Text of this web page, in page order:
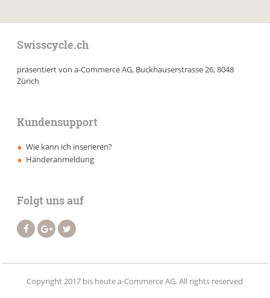
Swisscycle.ch
präsentiert von a-Commerce AG, Buckhauserstrasse 26, 8048
Zürich
Kundensupport
Wie kann ich inserieren?
Händeranmeldung
Folgt uns auf
Copyright 2017 bis heute a-Commerce AG. All rights reserved